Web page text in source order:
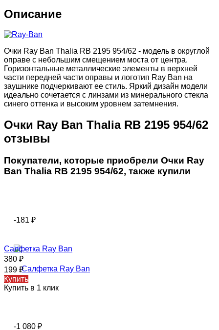
Описание
Очки Ray Ban Thalia RB 2195 954/62 - модель в округлой
оправе с небольшим смещением моста от центра.
Горизонтальные металлические элементы в верхней
части передней части оправы и логотип Ray Ban на
заушнике подчеркивают ее стиль. Яркий дизайн модели
идеально сочетается с линзами из минерального стекла
синего оттенка и высоким уровнем затемнения.
Очки Ray Ban Thalia RB 2195 954/62
отзывы
Покупатели, которые приобрели Очки Ray
Ban Thalia RB 2195 954/62, также купили
-181 ₽
Салфетка Ray Ban
380 ₽
199 ₽
Купить
Купить в 1 клик
-1 080 ₽